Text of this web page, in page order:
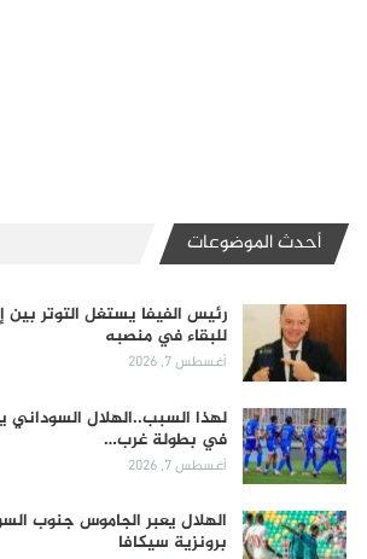
أحدث الموضوعات
رئيس الفيفا يستغل التوتر بين
للبقاء في منصبه
أغسطس 7, 2026
لهذا السبب..الهلال السوداني
في بطولة غرب…
أغسطس 7, 2026
الهلال يعبر الجاموس جنوب
برونزية سيكافا